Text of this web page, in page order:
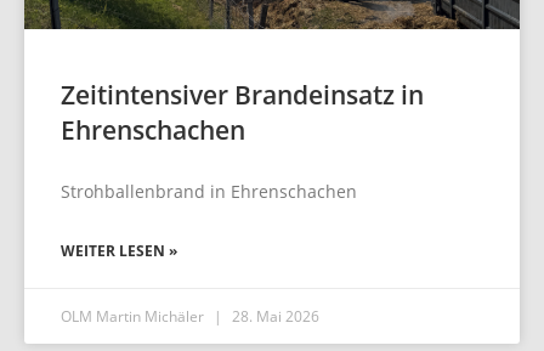
Zeitintensiver Brandeinsatz in
Ehrenschachen
Strohballenbrand in Ehrenschachen
WEITER LESEN »
OLM Martin Michäler 28. Mai 2026